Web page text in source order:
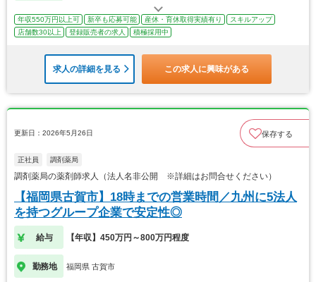
年収550万円以上可 新卒も応募可能 産休・育休取得実績有り
スキルアップ
店舗数30以上
登録販売者の求人 積極採用中
求人の詳細を見る この求人に興味がある
更新日：2026年5月26日 保存する
正社員 調剤薬局
調剤薬局の薬剤師求人（法人名非公開 ※詳細はお問合せください）
【福岡県古賀市】18時までの営業時間／九州に5法人
を持つグループ企業で安定性◎
給与 【年収】450万円～800万円程度
勤務地 福岡県 古賀市